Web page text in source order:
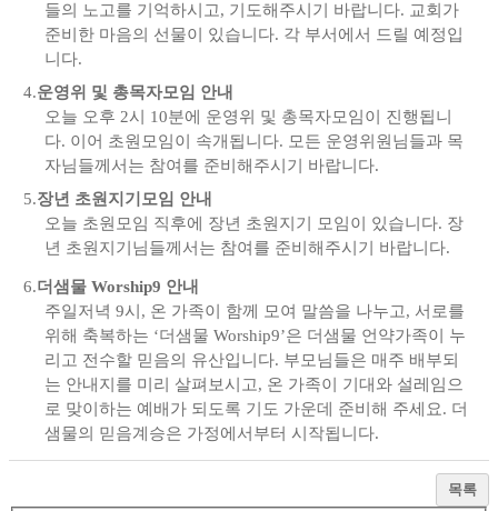
들의 노고를 기억하시고, 기도해주시기 바랍니다. 교회가
준비한 마음의 선물이 있습니다. 각 부서에서 드릴 예정입
니다.
4.운영위 및 총목자모임 안내
오늘 오후 2시 10분에 운영위 및 총목자모임이 진행됩니
다. 이어 초원모임이 속개됩니다. 모든 운영위원님들과 목
자님들께서는 참여를 준비해주시기 바랍니다.
5.장년 초원지기모임 안내
오늘 초원모임 직후에 장년 초원지기 모임이 있습니다. 장
년 초원지기님들께서는 참여를 준비해주시기 바랍니다.
6.더샘물 Worship9 안내
주일저녁9시 , 온 가족이 함께 모여 말씀을 나누고, 서로를
위해 축복하는 ‘더샘물 Worship9’은 더샘물 언약가족이 누
리고 전수할 믿음의 유산입니다. 부모님들은 매주 배부되
는 안내지를 미리 살펴보시고, 온 가족이 기대와 설레임으
로 맞이하는 예배가 되도록 기도 가운데 준비해 주세요. 더
샘물의 믿음계승은 가정에서부터 시작됩니다.
목록